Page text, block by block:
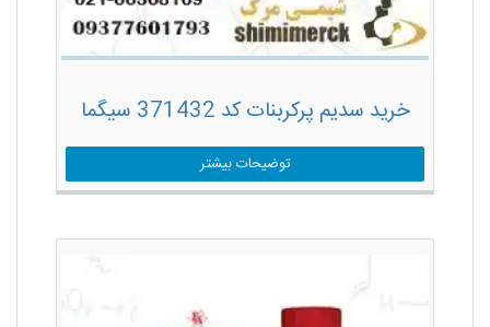
خرید سدیم پرکربنات کد 371432 سیگما
توضیحات بیشتر